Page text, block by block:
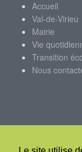
Accueil
Val-de-Virieu
Mairie
Vie
Transition
Nous
Mon compte